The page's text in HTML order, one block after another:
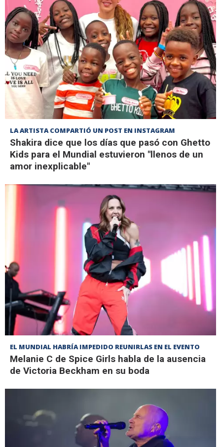
LA ARTISTA COMPARTIÓ UN POST EN INSTAGRAM
Shakira dice que los días que pasó con Ghetto
Kids para el Mundial estuvieron "llenos de un
amor inexplicable"
EL MUNDIAL HABRÍA IMPEDIDO REUNIRLAS EN EL EVENTO
Melanie C de Spice Girls habla de la ausencia
de Victoria Beckham en su boda